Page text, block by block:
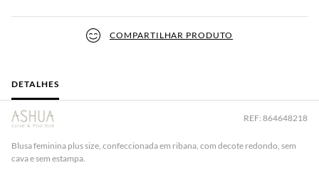
COMPARTILHAR PRODUTO
DETALHES
REF: 864648218
Blusa feminina plus size, confeccionada em ribana, com decote redondo, sem
cava e sem estampa.